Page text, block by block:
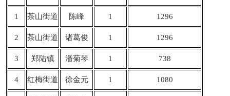
1 茶山街道 陈峰 1 1296
2 茶山街道 诸葛俊 1 1296
3 郑陆镇 潘菊琴 1 738
4 红梅街道 徐金元 1 1080